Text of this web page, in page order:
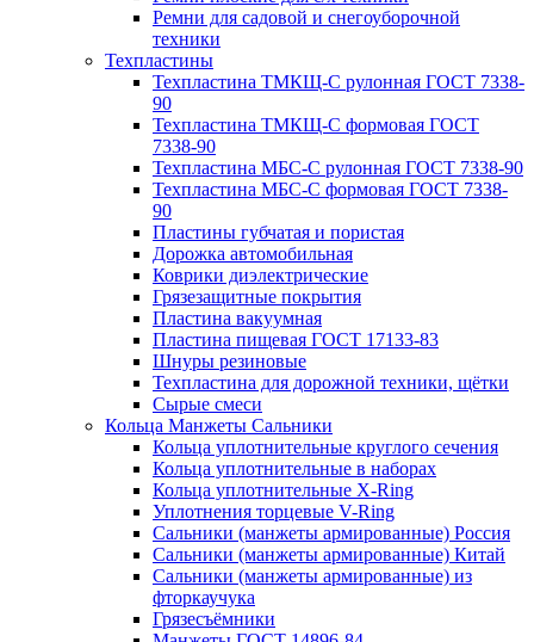
Ремни для садовой и снегоуборочной
техники
Техпластины
Техпластина ТМКЩ-С рулонная ГОСТ 7338-
90
Техпластина ТМКЩ-С формовая ГОСТ
7338-90
Техпластина МБС-С рулонная ГОСТ 7338-90
Техпластина МБС-С формовая ГОСТ 7338-
90
Пластины губчатая и пористая
Дорожка автомобильная
Коврики диэлектрические
Грязезащитные покрытия
Пластина вакуумная
Пластина пищевая ГОСТ 17133-83
Шнуры резиновые
Техпластина для дорожной техники, щётки
Сырые смеси
Кольца Манжеты Сальники
Кольца уплотнительные круглого сечения
Кольца уплотнительные в наборах
Кольца уплотнительные Х-Ring
Уплотнения торцевые V-Ring
Сальники (манжеты армированные) Россия
Сальники (манжеты армированные) Китай
Сальники (манжеты армированные) из
фторкаучука
Грязесъёмники